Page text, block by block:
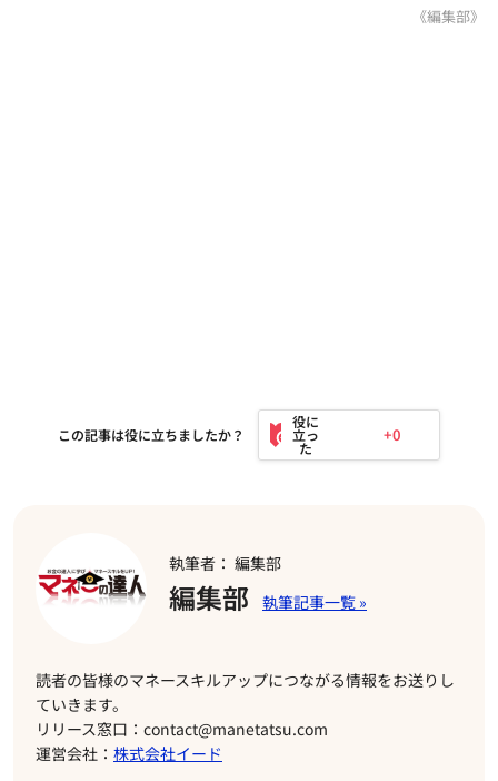
《編集部》
この記事は役に立ちましたか？ +0
執筆者： 編集部
編集部
読者の皆様のマネースキルアップにつながる情報をお送りし
ていきます。
リリース窓口：contact@manetatsu.com
運営会社： 株式会社イード